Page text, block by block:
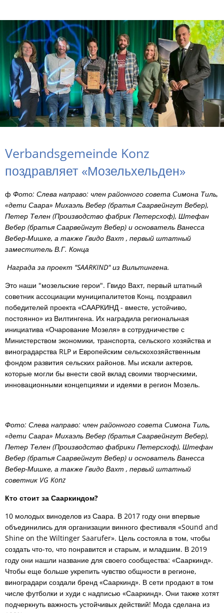
Verbandsgemeinde Konz
поздравляет «Мозельхельден»
ф Фото: Слева направо: член районного совета Симона Тиль,
«дети Саара» Михаэль Вебер (братья Саарвейнгут Вебер),
Петер Телен (Производство фабрик Петерсхоф), Штефан
Вебер (братья Саарвейнгут Вебер) и основатель Ванесса
Вебер-Мишке, а также Гвидо Вахт , первый штатный
заместитель В.Г. Конца
Награда за проект "SAARKIND" из Вильтингена.
Это наши "мозельские герои". Гвидо Вахт, первый штатный
советник ассоциации муниципалитетов Конц, поздравил
победителей проекта «СААРКИНД - вместе, устойчиво,
постоянно» из Вилтингена. Их наградила региональная
инициатива «Очарование Мозеля» в сотрудничестве с
Министерством экономики, транспорта, сельского хозяйства и
виноградарства RLP и Европейским сельскохозяйственным
фондом развития сельских районов. Мы искали актеров,
которые могли бы внести свой вклад своими творческими,
инновационными концепциями и идеями в регион Мозель.
Фото: Слева направо: член районного совета Симона Тиль,
«дети Саара» Михаэль Вебер (братья Саарвейнгут Вебер),
Петер Телен (Производство фабрики Петерсхоф), Штефан
Вебер (братья Саарвейнгут Вебер) и основатель Ванесса
Вебер-Мишке, а также Гвидо Вахт , первый штатный
советник VG Konz
Кто стоит за Сааркиндом?
10 молодых виноделов из Саара. В 2017 году они впервые
объединились для организации винного фестиваля «Sound and
Shine on the Wiltinger Saarufer». Цель состояла в том, чтобы
создать что-то, что понравится и старым, и младшим. В 2019
году они нашли название для своего сообщества: «Сааркинд».
Чтобы еще больше укрепить чувство общности в регионе,
виноградари создали бренд «Сааркинд». В сети продают в том
числе футболки и худи с надписью «Сааркинд». Они также хотят
подчеркнуть важность устойчивых действий! Мода сделана из